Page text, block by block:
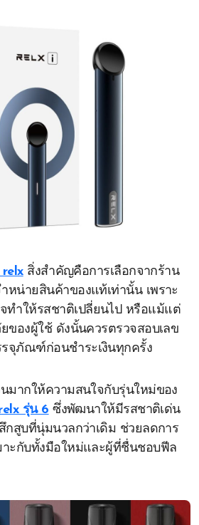
สิ่งสำคัญคือการเลือกจากร้าน
หน่ายสินค้าของแท้เท่านั้น เพราะ
ำให้รสชาติเปลี่ยนไป หรือแม้แต่
ของผู้ใช้ ดังนั้นควรตรวจสอบเลข
จุภัณฑ์ก่อนชำระเงินทุกครั้ง
มากให้ความสนใจกับรุ่นใหม่ของ
รุ่น 6 ซึ่งพัฒนาให้มีรสชาติเด่น
สูบที่นุ่มนวลกว่าเดิม ช่วยลดการ
าะกับทั้งมือใหม่และผู้ที่ชื่นชอบฟีล